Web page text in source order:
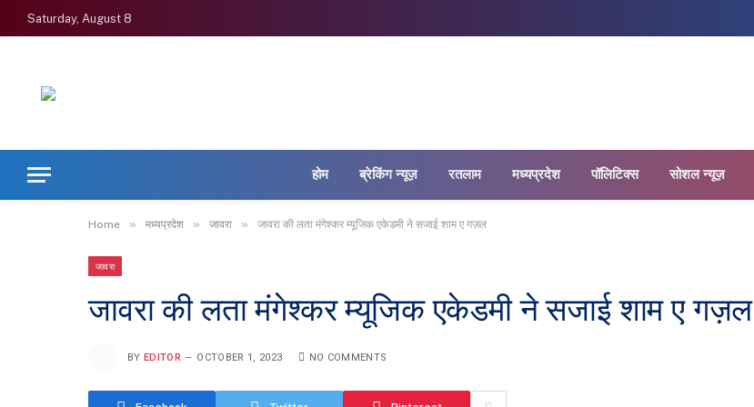
Saturday, August 8
होम ब्रेकिंग न्यूज़ रतलाम मध्यप्रदेश पॉलिटिक्स सोशल न्यूज़
Home » मध्यप्रदेश » जावरा » जावरा की लता मंगेश्कर म्यूजिक एकेडमी ने सजाई शाम ए गज़ल
जावरा
जावरा की लता मंगेश्कर म्यूजिक एकेडमी ने सजाई शाम ए गज़ल
BY EDITOR OCTOBER 1, 2023 NO COMMENTS